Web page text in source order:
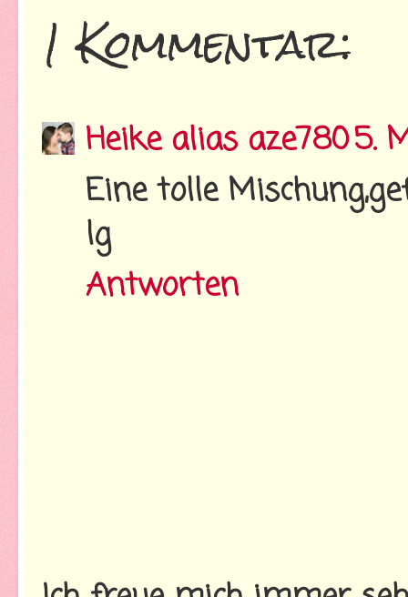
1 Kommentar:
Heike alias aze7805.
Eine tolle
lg
Antworten